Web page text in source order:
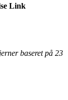
Link
baseret på 23